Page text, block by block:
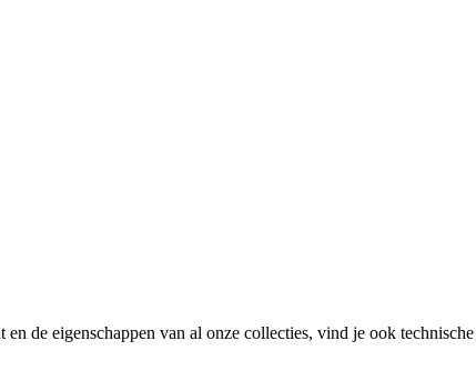
de eigenschappen van al onze collecties, vind je ook